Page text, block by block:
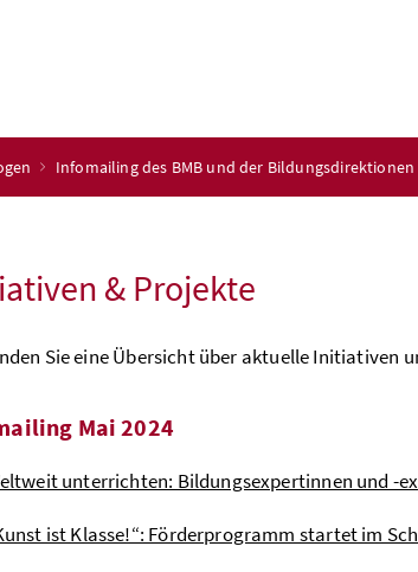
Infomailing des BMB und der Bildungsdirektionen
& Projekte
Sie eine Übersicht über aktuelle Initiativen
Mai 2024
unterrichten: Bildungsexpertinnen und -
ist Klasse!“: Förderprogramm startet im